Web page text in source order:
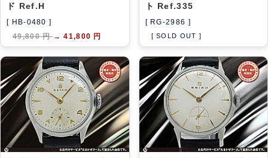
ド Ref.H
[ HB-0480 ]
49,800 円→ 41,800 円
ト Ref.335
[ RG-2986 ]
[ SOLD OUT ]